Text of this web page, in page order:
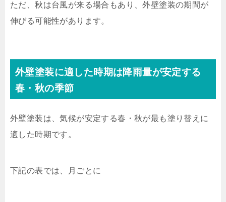
ただ、秋は台風が来る場合もあり、外壁塗装の期間が
伸びる可能性があります。
外壁塗装に適した時期は降雨量が安定する
春・秋の季節
外壁塗装は、気候が安定する春・秋が最も塗り替えに
適した時期です。
下記の表では、月ごとに